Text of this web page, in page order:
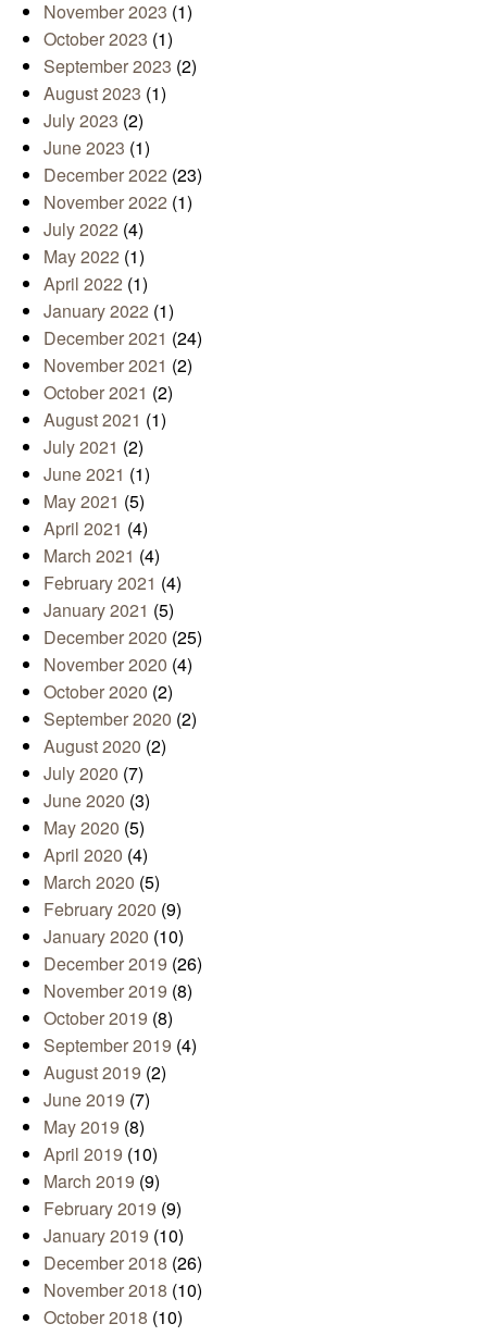
November 2023 (1)
October 2023 (1)
September 2023 (2)
August 2023 (1)
July 2023 (2)
June 2023 (1)
December 2022 (23)
November 2022 (1)
July 2022 (4)
May 2022 (1)
April 2022 (1)
January 2022 (1)
December 2021 (24)
November 2021 (2)
October 2021 (2)
August 2021 (1)
July 2021 (2)
June 2021 (1)
May 2021 (5)
April 2021 (4)
March 2021 (4)
February 2021 (4)
January 2021 (5)
December 2020 (25)
November 2020 (4)
October 2020 (2)
September 2020 (2)
August 2020 (2)
July 2020 (7)
June 2020 (3)
May 2020 (5)
April 2020 (4)
March 2020 (5)
February 2020 (9)
January 2020 (10)
December 2019 (26)
November 2019 (8)
October 2019 (8)
September 2019 (4)
August 2019 (2)
June 2019 (7)
May 2019 (8)
April 2019 (10)
March 2019 (9)
February 2019 (9)
January 2019 (10)
December 2018 (26)
November 2018 (10)
October 2018 (10)